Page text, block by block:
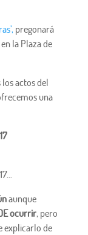
pregonará
la Plaza de
actos del
una
aunque
ocurrir, pero
explicarlo de